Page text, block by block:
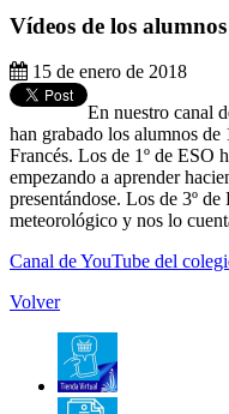
Vídeos de los
15 de enero de 2018
En nuestro canal
han grabado los alumnos de
Francés. Los de 1º de ESO
empezando a aprender
presentándose. Los de 3º
meteorológico y nos lo
Canal de YouTube del
Volver